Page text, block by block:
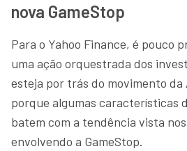
nova GameStop
Para o Yahoo Finance, é pouco
uma ação orquestrada dos
esteja por trás do movimento da
porque algumas características
batem com a tendência vista
envolvendo a GameStop.